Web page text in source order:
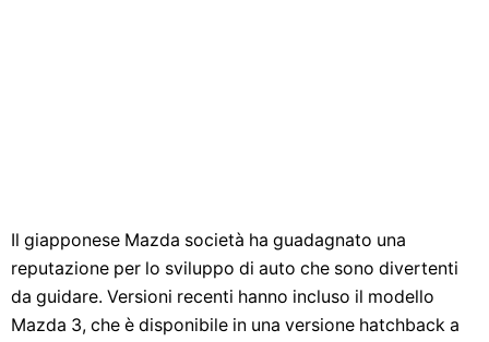
Il giapponese Mazda società ha guadagnato una
reputazione per lo sviluppo di auto che sono divertenti
da guidare. Versioni recenti hanno incluso il modello
Mazda 3, che è disponibile in una versione hatchback a